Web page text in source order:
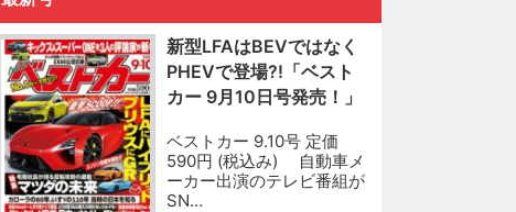
新型LFAはBEVではなく
PHEVで登場?!「ベスト
カー 9月10日号発売！」
ベストカー 9.10号 定価
590円 (税込み) 自動車メ
ーカー出演のテレビ番組が
SN…